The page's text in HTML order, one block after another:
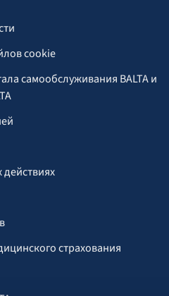
cookie
самообслуживания BALTA и
страхования